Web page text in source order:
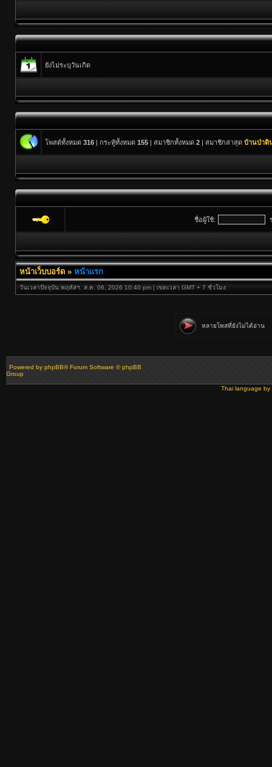
ยังไม่ระบุวันเกิด
โพสต์ทั้งหมด 316 | กระทู้ทั้งหมด 155 | สมาชิกทั้งหมด 2 | สมาชิกล่าสุด บ้านป่าดิ
ชื่อผู้ใช้:
หน้าเว็บบอร์ด » หน้าแรก
วันเวลาปัจจุบัน พฤหัสฯ. ส.ค. 06, 2026 10:40 pm | เขตเวลา GMT + 7 ชั่วโมง
หลายโพสที่ยังไม่ได้อ่าน
Powered by phpBB® Forum Software © phpBB
Group
Thai language by